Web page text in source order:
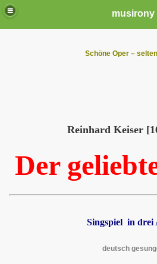
musirony
Schöne Oper –
Reinhard Keiser
Der
Singspiel in drei
deutsch